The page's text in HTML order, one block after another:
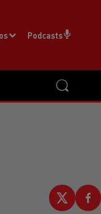
Podcasts